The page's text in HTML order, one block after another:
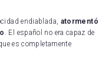
endiablada, atormentó
. El español no era capaz de
es completamente